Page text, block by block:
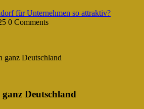
für Unternehmen so attraktiv?
0 Comments
ganz Deutschland
Deutschland